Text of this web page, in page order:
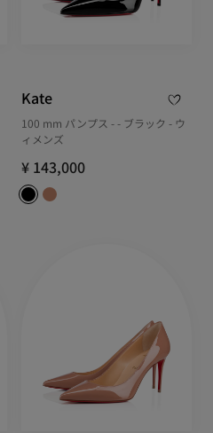
Kate
100 mm パンプス - - ブラック - ウ
ィメンズ
¥ 143,000